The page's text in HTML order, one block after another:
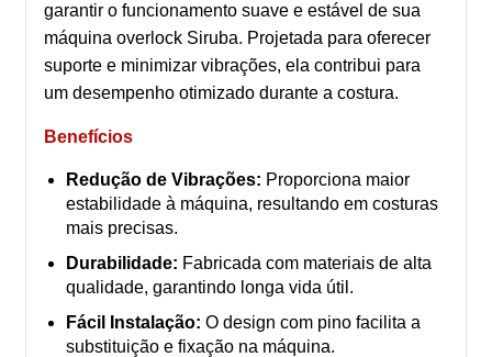
garantir o funcionamento suave e estável de sua
máquina overlock Siruba. Projetada para oferecer
suporte e minimizar vibrações, ela contribui para
um desempenho otimizado durante a costura.
Benefícios
Redução de Vibrações: Proporciona maior
estabilidade à máquina, resultando em costuras
mais precisas.
Durabilidade: Fabricada com materiais de alta
qualidade, garantindo longa vida útil.
Fácil Instalação: O design com pino facilita a
substituição e fixação na máquina.